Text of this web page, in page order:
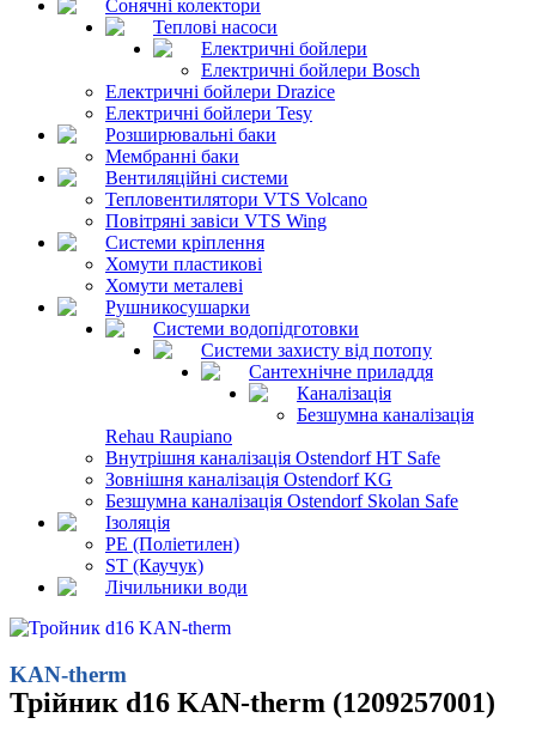
Сонячні колектори
Теплові насоси
Електричні бойлери
Електричні бойлери Bosch
Електричні бойлери Drazice
Електричні бойлери Tesy
Розширювальні баки
Мембранні баки
Вентиляційні системи
Тепловентилятори VTS Volcano
Повітряні завіси VTS Wing
Системи кріплення
Хомути пластикові
Хомути металеві
Рушникосушарки
Системи водопідготовки
Системи захисту від потопу
Сантехнічне приладдя
Каналізація
Безшумна каналізація
Rehau Raupiano
Внутрішня каналізація Ostendorf HT Safe
Зовнішня каналізація Ostendorf KG
Безшумна каналізація Ostendorf Skolan Safe
Ізоляція
PE (Поліетилен)
ST (Каучук)
Лічильники води
KAN-therm
Трійник d16 KAN-therm (1209257001)